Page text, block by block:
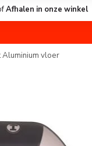
Afhalen in onze winkel
vloer